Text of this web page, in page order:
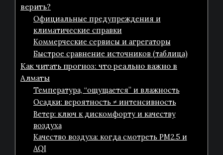
верить?
Официальные предупреждения и
климатические справки
Коммерческие сервисы и агрегаторы
Быстрое сравнение источников (таблица)
Как читать прогноз: что реально важно в
Алматы
Температура, “ощущается” и влажность
Осадки: вероятность ≠ интенсивность
Ветер: ключ к дискомфорту и качеству
воздуха
Качество воздуха: когда смотреть PM2.5 и
AQI